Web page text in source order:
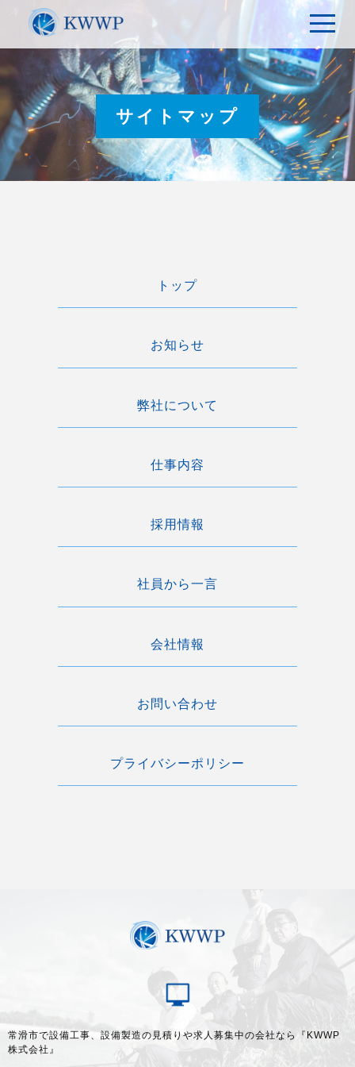
t
o
g
l
e
n
a
v
g
a
t
i
サイトマップ
トップ
お知らせ
弊社について
仕事内容
採用情報
社員から一言
会社情報
お問い合わせ
プライバシーポリシー
常滑市で設備工事、設備製造の見積りや求人募集中の会社なら『KWWP
株式会社』